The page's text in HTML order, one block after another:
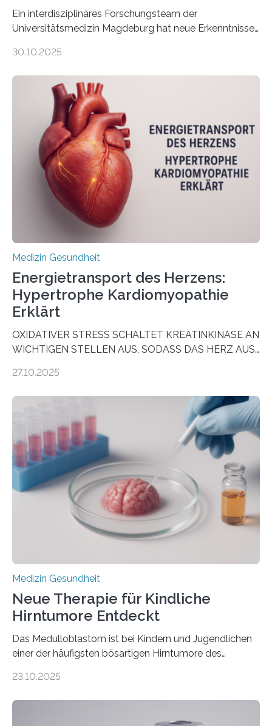
Ein interdisziplinäres Forschungsteam der
Universitätsmedizin Magdeburg hat neue Erkenntnisse
behandelt werden kann. In ihrer aktuellen Studie,
Oncology, zeigen die Forschenden, dass Mini-Tumore
aus Gewebe von Patientinnen und Patienten –
sogenannte Organoide – genutzt werden können, um
vorab zu prüfen, welche Medikamente am besten
wirken. Dabei wurde ein Eiweiß identifiziert, das künftig
als Biomarker für die Wahl der passenden Therapie
dienen könnte. Darmkrebs zählt weltweit zu den
häufigsten Krebsarten und stellt…
30.10.2025
Medizin Gesundheit
Energietransport des Herzens:
Hypertrophe Kardiomyopathie
Erklärt
OXIDATIVER STRESS SCHALTET KREATINKINASE AN
WICHTIGEN STELLEN AUS, SODASS DAS HERZ AUS
aus dem Deutschen Zentrum für Herzinsuffizienz
im Journal Circulation, warum der Energietransport bei
der Hypertrophen Kardiomyopathie (HCM) versagen
kann und wie sich durch eine Verringerung der
Herzbelastung und des oxidativen Stresses
Rhythmusstörungen reduzieren lassen. Würzburg. Die
hypertrophe Kardiomyopathie (HCM) ist die häufigste
erblich bedingte Herzerkrankung. Sie führt dazu, dass
sich die linke Herzkammer verdickt, der Herzmuskel zu
stark kontrahiert…
27.10.2025
Medizin Gesundheit
Neue Therapie für Kindliche
Hirntumore Entdeckt
Das Medulloblastom ist bei Kindern und Jugendlichen
einer der häufigsten bösartigen Hirntumore des
Betroffenen können mit heutigen Methoden geheilt
23.10.2025